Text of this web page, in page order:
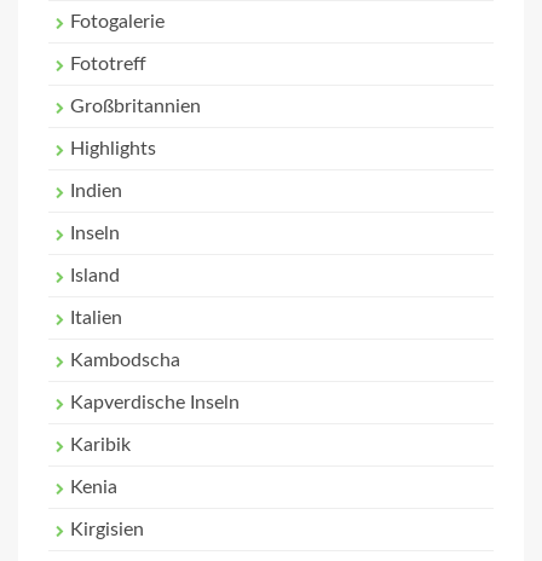
Fotogalerie
Fototreff
Großbritannien
Highlights
Indien
Inseln
Island
Italien
Kambodscha
Kapverdische Inseln
Karibik
Kenia
Kirgisien